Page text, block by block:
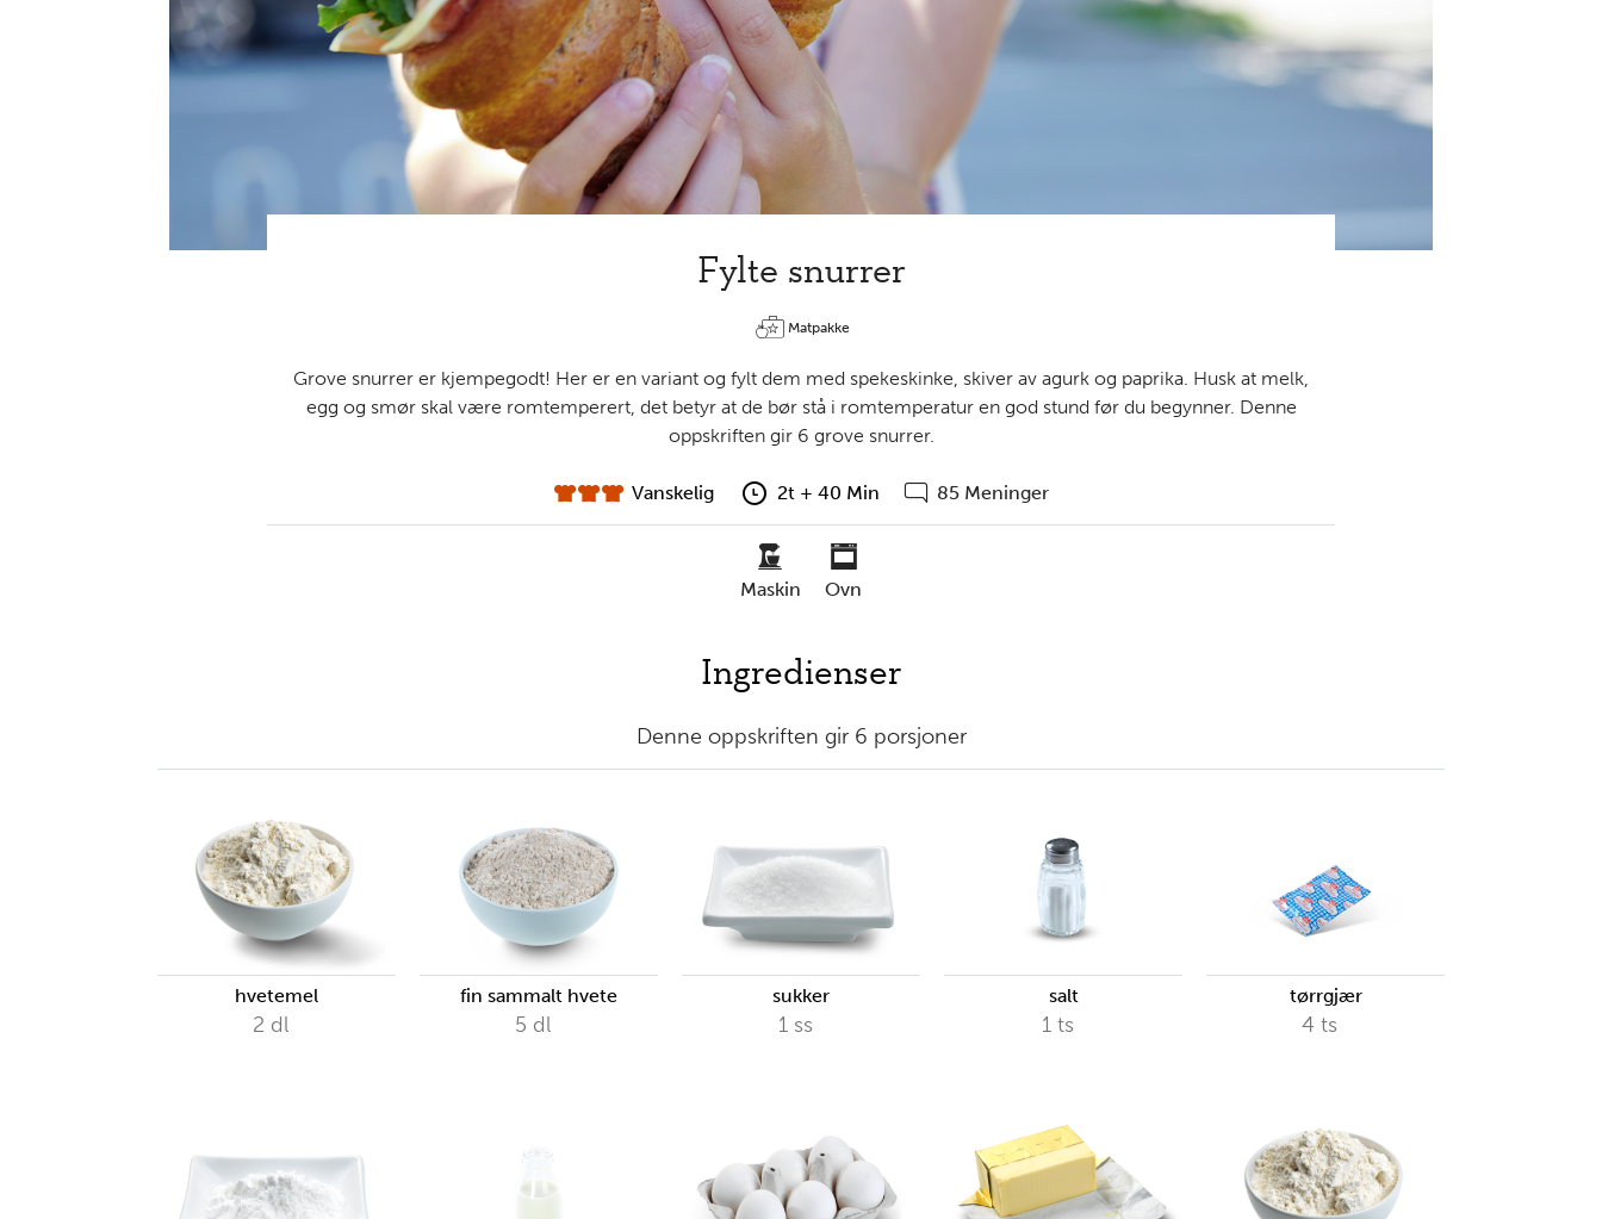
Fylte snurrer
Matpakke
Grove snurrer er kjempegodt! Her er en variant og fylt dem med spekeskinke, skiver av agurk og paprika. Husk at melk,
egg og smør skal være romtemperert, det betyr at de bør stå i romtemperatur en god stund før du begynner. Denne
oppskriften gir 6 grove snurrer.
vanskelighet
Vanskelig
forberedelsestid
2t + 40 Min
Gå
85 Meninger
maskin ovn
Ingredienser
Denne oppskriften gir 6 porsjoner
hvetemel
2 dl
fin sammalt hvete
5 dl
sukker
1 ss
salt
1 ts
tørrgjær
4 ts